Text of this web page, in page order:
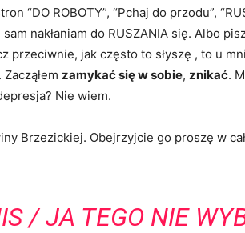
“DO ROBOTY”, “Pchaj do przodu”,
nakłaniam do RUSZANIA się. Albo
przeciwnie, jak często to słyszę , to u
. Zacząłem zamykać się w sobie, znikać.
Nie wiem.
Brzezickiej. Obejrzyjcie go proszę w
/ JA TEGO NIE